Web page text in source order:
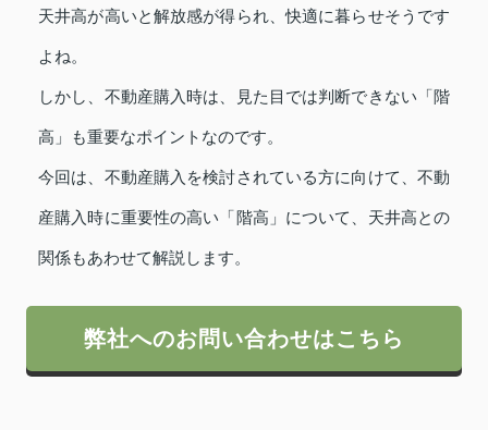
天井高が高いと解放感が得られ、快適に暮らせそうです
よね。
しかし、不動産購入時は、見た目では判断できない「階
高」も重要なポイントなのです。
今回は、不動産購入を検討されている方に向けて、不動
産購入時に重要性の高い「階高」について、天井高との
関係もあわせて解説します。
弊社へのお問い合わせはこちら